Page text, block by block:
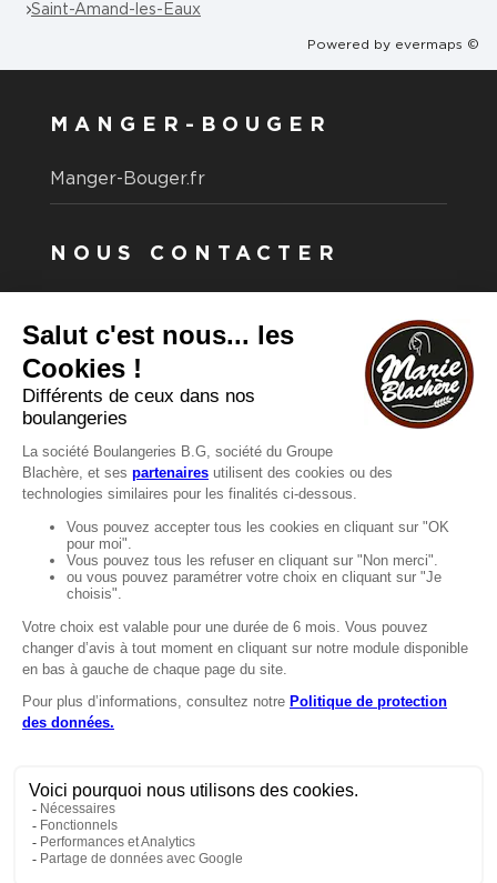
Saint-Amand-les-Eaux
Powered by evermaps ©
MANGER-BOUGER
Manger-Bouger.fr
NOUS CONTACTER
Vous souhaitez nous contacter ?
Consultez notre FAQ.
FAQ
Recrutement
MENTIONS
Mentions légales
Protection des données
LignÉthique
Caractéristiques environnementales des